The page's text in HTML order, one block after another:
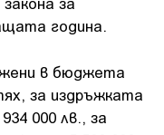
година.
в бюджета
за издръжката
000 лв., за